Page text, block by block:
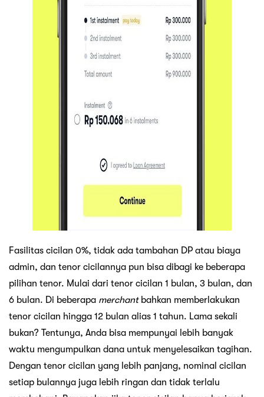
Fasilitas cicilan 0%, tidak ada tambahan DP atau biaya
admin, dan tenor cicilannya pun bisa dibagi ke beberapa
pilihan tenor. Mulai dari tenor cicilan 1 bulan, 3 bulan, dan
6 bulan. Di beberapa merchant bahkan memberlakukan
tenor cicilan hingga 12 bulan alias 1 tahun. Lama sekali
bukan? Tentunya, Anda bisa mempunyai lebih banyak
waktu mengumpulkan dana untuk menyelesaikan tagihan.
Dengan tenor cicilan yang lebih panjang, nominal cicilan
setiap bulannya juga lebih ringan dan tidak terlalu